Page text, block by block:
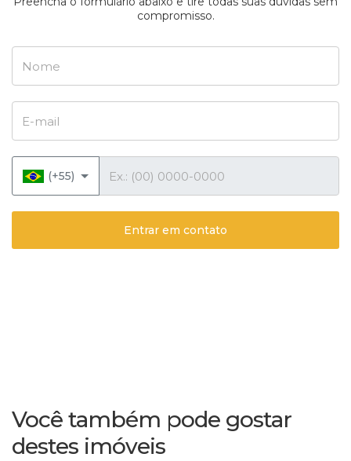
compromisso.
(+55)
Entrar em contato
Você também pode gostar
destes imóveis